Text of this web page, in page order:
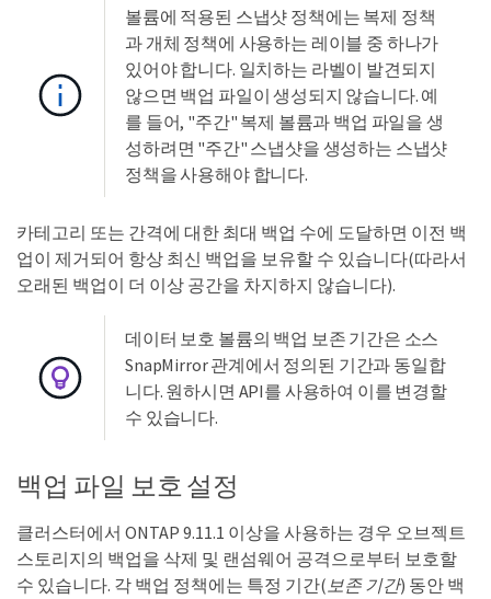
볼륨에 적용된 스냅샷 정책에는 복제 정책
과 개체 정책에 사용하는 레이블 중 하나가
있어야 합니다. 일치하는 라벨이 발견되지
않으면 백업 파일이 생성되지 않습니다. 예
를 들어, "주간" 복제 볼륨과 백업 파일을 생
성하려면 "주간" 스냅샷을 생성하는 스냅샷
정책을 사용해야 합니다.
카테고리 또는 간격에 대한 최대 백업 수에 도달하면 이전 백
업이 제거되어 항상 최신 백업을 보유할 수 있습니다(따라서
오래된 백업이 더 이상 공간을 차지하지 않습니다).
데이터 보호 볼륨의 백업 보존 기간은 소스
SnapMirror 관계에서 정의된 기간과 동일합
니다. 원하시면 API를 사용하여 이를 변경할
수 있습니다.
백업 파일 보호 설정
클러스터에서 ONTAP 9.11.1 이상을 사용하는 경우 오브젝트
스토리지의 백업을 삭제 및 랜섬웨어 공격으로부터 보호할
수 있습니다. 각 백업 정책에는 특정 기간(보존 기간) 동안 백